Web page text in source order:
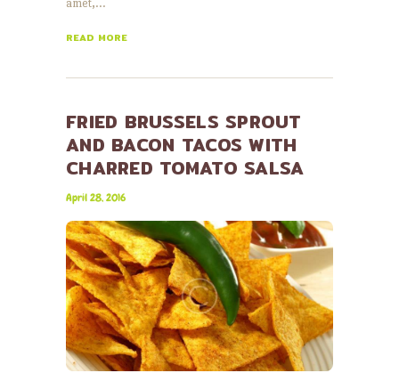
amet,…
READ MORE
FRIED BRUSSELS SPROUT
AND BACON TACOS WITH
CHARRED TOMATO SALSA
April 28, 2016